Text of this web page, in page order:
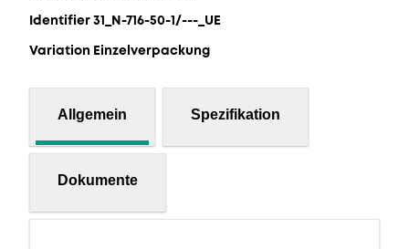
Identifier 31_N-716-50-1/---_UE
Variation Einzelverpackung
Allgemein Spezifikation
Dokumente